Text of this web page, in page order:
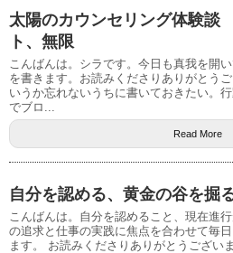
太陽のカウンセリング体験
ト、無限
こんばんは。シラです。今日も真我を開
を書きます。お読みくださりありがとう
いうか忘れないうちに書いておきたい。
でブロ...
Read More
自分を認める、黄金の谷を掘
こんばんは。自分を認めること、現在進
の追求と仕事の実践に焦点を合わせて毎
ます。 お読みくださりありがとうござい